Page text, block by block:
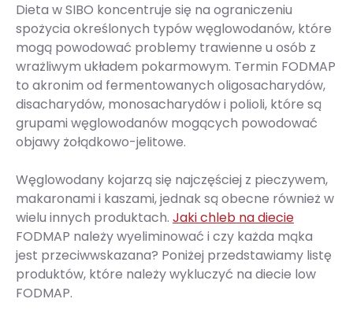
Dieta w SIBO koncentruje się na ograniczeniu
spożycia określonych typów węglowodanów, które
mogą powodować problemy trawienne u osób z
wrażliwym układem pokarmowym. Termin FODMAP
to akronim od fermentowanych oligosacharydów,
disacharydów, monosacharydów i polioli, które są
grupami węglowodanów mogących powodować
objawy żołądkowo-jelitowe.
Węglowodany kojarzą się najczęściej z pieczywem,
makaronami i kaszami, jednak są obecne również w
wielu innych produktach. Jaki chleb na diecie
FODMAP należy wyeliminować i czy każda mąka
jest przeciwwskazana? Poniżej przedstawiamy listę
produktów, które należy wykluczyć na diecie low
FODMAP.